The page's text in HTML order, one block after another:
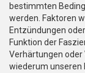
bestimmten
werden. Faktoren
Entzündungen
Funktion der
Verhärtungen oder
wiederum unseren